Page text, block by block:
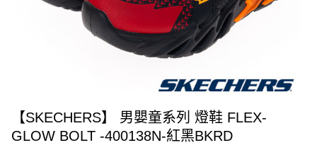
【SKECHERS】 男嬰童系列 燈鞋 FLEX-
GLOW BOLT -400138N-紅黑BKRD